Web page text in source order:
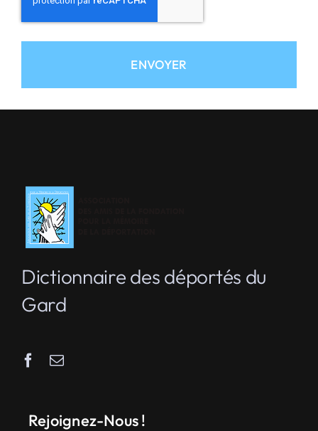
ENVOYER
Dictionnaire des déportés du
Gard
Rejoignez-Nous !